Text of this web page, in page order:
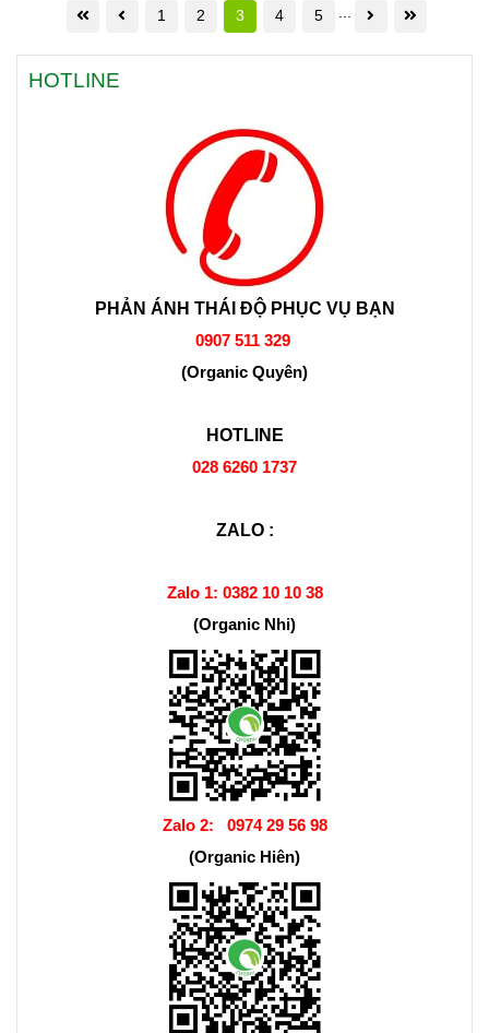
1 2 3 4 5
HOTLINE
PHẢN ÁNH THÁI ĐỘ PHỤC VỤ BẠN
0907 511 329
(Organic Quyên)
HOTLINE
028 6260 1737
ZALO :
Zalo 1: 0382 10 10 38
(Organic Nhi)
Zalo 2: 0974 29 56 98
(Organic Hiên)